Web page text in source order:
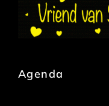
Agenda